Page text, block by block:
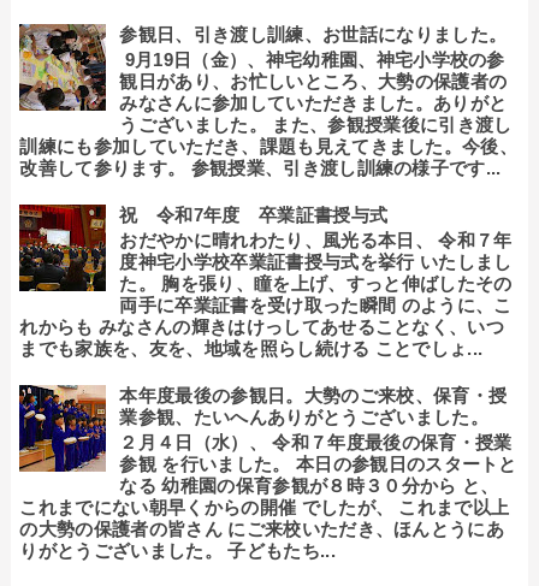
参観日、引き渡し訓練、お世話になりました。
9月19日（金）、神宅幼稚園、神宅小学校の参
観日があり、お忙しいところ、大勢の保護者の
みなさんに参加していただきました。ありがと
うございました。 また、参観授業後に引き渡し
訓練にも参加していただき、課題も見えてきました。今後、
改善して参ります。 参観授業、引き渡し訓練の様子です...
祝 令和7年度 卒業証書授与式
おだやかに晴れわたり、風光る本日、 令和７年
度神宅小学校卒業証書授与式を挙行 いたしまし
た。 胸を張り、瞳を上げ、すっと伸ばしたその
両手に卒業証書を受け取った瞬間 のように、こ
れからも みなさんの輝きはけっしてあせることなく、いつ
までも家族を、友を、地域を照らし続ける ことでしょ...
本年度最後の参観日。大勢のご来校、保育・授
業参観、たいへんありがとうございました。
２月４日（水）、 令和７年度最後の保育・授業
参観 を行いました。 本日の参観日のスタートと
なる 幼稚園の保育参観が８時３０分から と、
これまでにない朝早くからの開催 でしたが、 これまで以上
の大勢の保護者の皆さん にご来校いただき、ほんとうにあ
りがとうございました。 子どもたち...